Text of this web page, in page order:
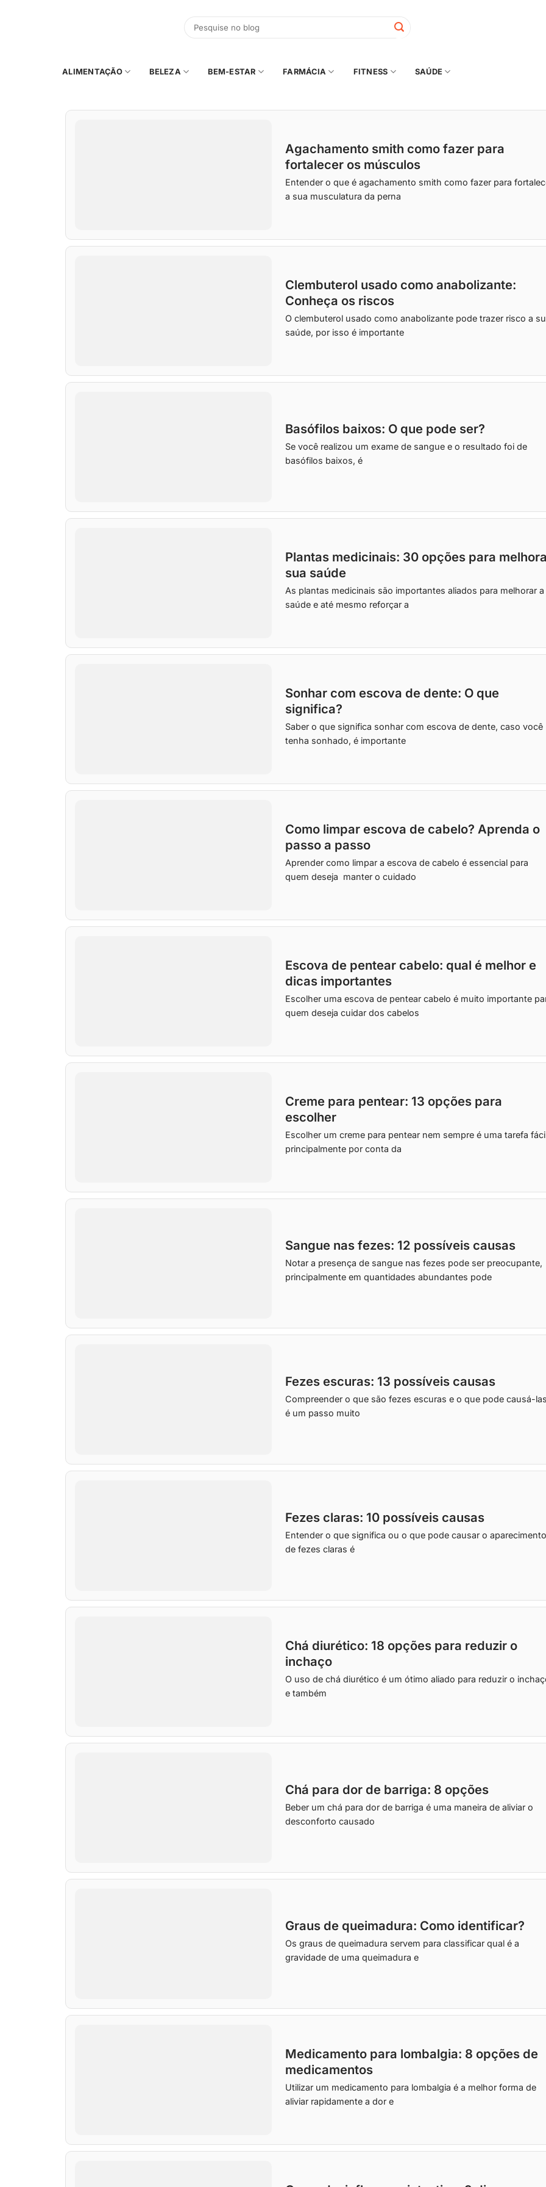
ALIMENTAÇÃO BELEZA BEM-ESTAR FARMÁCIA FITNESS SAÚDE
Agachamento smith como fazer para
fortalecer os músculos
Entender o que é agachamento smith como fazer para
a sua musculatura da perna
Clembuterol usado como anabolizante:
Conheça os riscos
O clembuterol usado como anabolizante pode trazer risco a
saúde, por isso é importante
Basófilos baixos: O que pode ser?
Se você realizou um exame de sangue e o resultado foi de
basófilos baixos, é
Plantas medicinais: 30 opções para
sua saúde
As plantas medicinais são importantes aliados para melhorar a
saúde e até mesmo reforçar a
Sonhar com escova de dente: O que
significa?
Saber o que significa sonhar com escova de dente, caso você
tenha sonhado, é importante
Como limpar escova de cabelo? Aprenda o
passo a passo
Aprender como limpar a escova de cabelo é essencial para
quem deseja manter o cuidado
Escova de pentear cabelo: qual é melhor e
dicas importantes
Escolher uma escova de pentear cabelo é muito importante
quem deseja cuidar dos cabelos
Creme para pentear: 13 opções para
escolher
Escolher um creme para pentear nem sempre é uma tarefa
principalmente por conta da
Sangue nas fezes: 12 possíveis causas
Notar a presença de sangue nas fezes pode ser preocupante,
principalmente em quantidades abundantes pode
Fezes escuras: 13 possíveis causas
Compreender o que são fezes escuras e o que pode causá-
é um passo muito
Fezes claras: 10 possíveis causas
Entender o que significa ou o que pode causar o aparecimento
de fezes claras é
Chá diurético: 18 opções para reduzir o
inchaço
O uso de chá diurético é um ótimo aliado para reduzir o
e também
Chá para dor de barriga: 8 opções
Beber um chá para dor de barriga é uma maneira de aliviar o
desconforto causado
Graus de queimadura: Como identificar?
Os graus de queimadura servem para classificar qual é a
gravidade de uma queimadura e
Medicamento para lombalgia: 8 opções de
medicamentos
Utilizar um medicamento para lombalgia é a melhor forma de
aliviar rapidamente a dor e